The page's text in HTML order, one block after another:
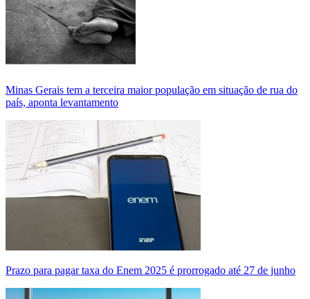
Minas Gerais tem a terceira maior população em situação de rua do
país, aponta levantamento
Prazo para pagar taxa do Enem 2025 é prorrogado até 27 de junho